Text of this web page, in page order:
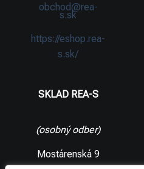
obchod@rea-
s.sk
https://eshop.rea-
s.sk/
SKLAD REA-S
(osobný odber)
Mostárenská 9